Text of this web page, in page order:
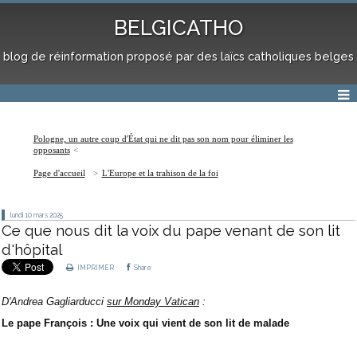
BELGICATHO
blog de réinformation proposé par des laïcs catholiques belges
Pologne, un autre coup d'État qui ne dit pas son nom pour éliminer les
opposants
Page d'accueil L'Europe et la trahison de la foi
lundi 10 mars 2025
Ce que nous dit la voix du pape venant de son lit
d'hôpital
IMPRIMER Share
D'Andrea Gagliarducci sur Monday Vatican :
Le pape François : Une voix qui vient de son lit de malade